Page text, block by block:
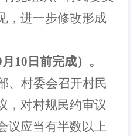
，进一步修改形成
10日前完成）。
、村委会召开村民
，对村规民约审议
议应当有半数以上